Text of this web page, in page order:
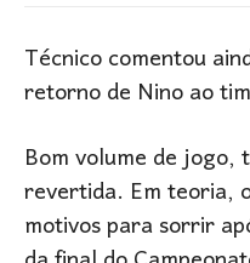
Técnico comentou
retorno de Nino ao
Bom volume de
revertida. Em teoria,
motivos para sorrir